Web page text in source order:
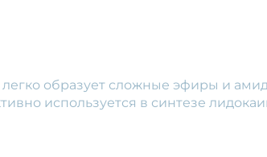
образует сложные эфиры и
используется в синтезе